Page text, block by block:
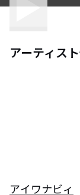
アーティス
アイワナビィ